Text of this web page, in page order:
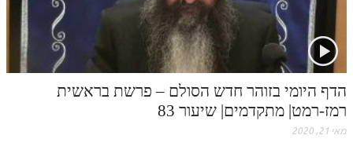
הזוהר הקדוש משפטים מתקדמים
הזוהר הקדוש תרומה השקפה
הזוהר הקדוש תרומה מתקדמים
הזוהר הקדוש ספרא דצניעותא
הדף היומי בזוהר חדש הסולם – פרשת בראשית
רמז-רמט| מתקדמים| שיעור 83
מאי 21, 2020